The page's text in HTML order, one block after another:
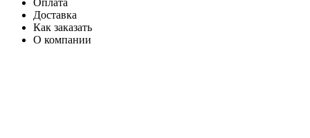
Оплата
Доставка
Как заказать
О компании